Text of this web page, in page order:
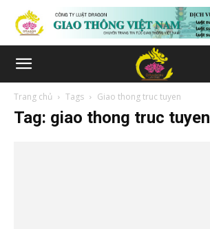
Trang chủ Tags Giao thong truc tuyen
Tag: giao thong truc tuyen